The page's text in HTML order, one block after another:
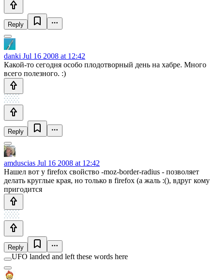
Reply
danki Jul 16 2008 at 12:42
Какой-то сегодня особо плодотворный день на хабре. Много
всего полезного. :)
Reply
amduscias Jul 16 2008 at 12:42
Нашел вот у firefox свойство -moz-border-radius - позволяет
делать круглые края, но только в firefox (а жаль :(), вдруг кому
пригодится
Reply
UFO landed and left these words here